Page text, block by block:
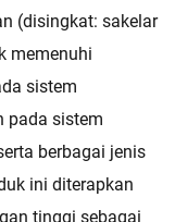
(disingkat: sakelar
memenuhi
sistem
pada sistem
berbagai jenis
ini diterapkan
tinggi sebagai